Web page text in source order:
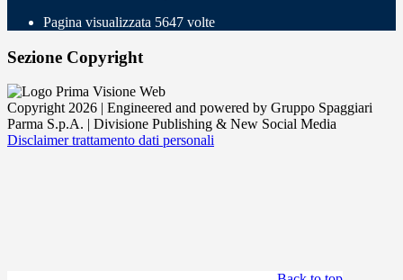
Pagina visualizzata 5647 volte
Sezione Copyright
Copyright 2026 | Engineered and powered by Gruppo Spaggiari
Parma S.p.A. | Divisione Publishing & New Social Media
Disclaimer trattamento dati personali